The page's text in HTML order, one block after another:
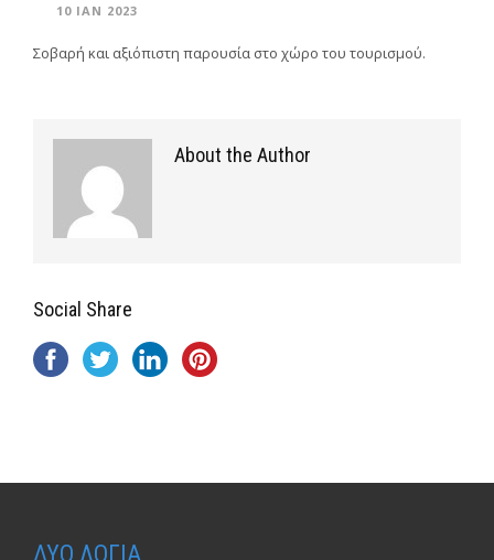
10 ΙΑΝ 2023
Σοβαρή και αξιόπιστη παρουσία στο χώρο του τουρισμού.
About the Author
Social Share
ΔΥΟ ΛΟΓΙΑ